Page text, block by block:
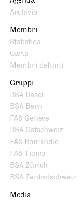
Archivio
Membri
Statistica
Carta
Membri defunti
Gruppi
BSA Basel
BSA Bern
FAS Genève
BSA Ostschweiz
FAS Romandie
FAS Ticino
BSA Zürich
BSA Zentralschweiz
Media